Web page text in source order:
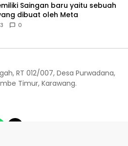
Saingan baru yaitu sebuah
dibuat oleh Meta
0
RT 012/007, Desa Purwadana,
Timur, Karawang.